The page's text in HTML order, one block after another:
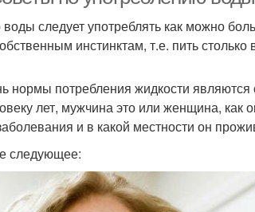
следует употреблять как можно
инстинктам, т.е. пить столько
потребления жидкости являются
лет, мужчина это или женщина, как
и в какой местности он
следующее: